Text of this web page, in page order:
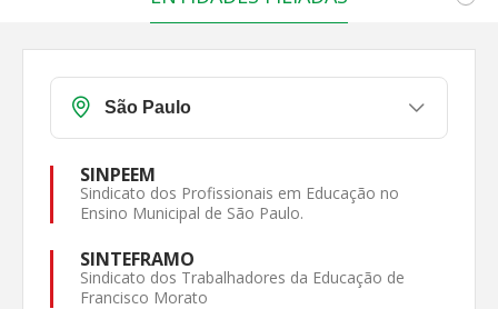
SINPEEM
Sindicato dos Profissionais em Educação no
Ensino Municipal de São Paulo.
SINTEFRAMO
Sindicato dos Trabalhadores da Educação de
Francisco Morato